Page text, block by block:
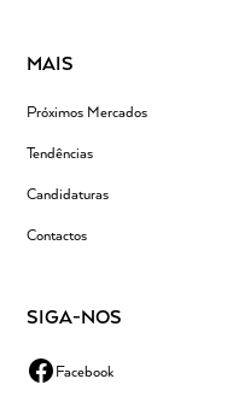
MAIS
Próximos Mercados
Tendências
Candidaturas
Contactos
SIGA-NOS
Facebook